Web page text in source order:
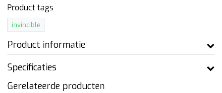
Product tags
invincible
Product informatie
Specificaties
Gerelateerde producten